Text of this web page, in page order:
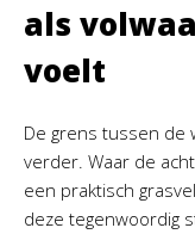
als
voelt
De grens tussen de
verder. Waar de
een praktisch
deze tegenwoordig